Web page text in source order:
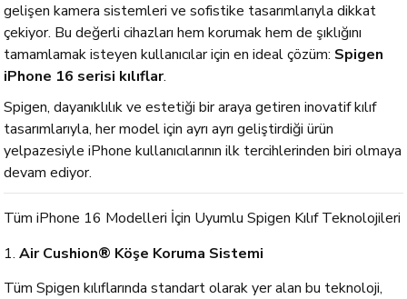
gelişen kamera sistemleri ve sofistike tasarımlarıyla dikkat
çekiyor. Bu değerli cihazları hem korumak hem de şıklığını
tamamlamak isteyen kullanıcılar için en ideal çözüm: Spigen
iPhone 16 serisi kılıflar.
Spigen, dayanıklılık ve estetiği bir araya getiren inovatif kılıf
tasarımlarıyla, her model için ayrı ayrı geliştirdiği ürün
yelpazesiyle iPhone kullanıcılarının ilk tercihlerinden biri olmaya
devam ediyor.
Tüm iPhone 16 Modelleri İçin Uyumlu Spigen Kılıf Teknolojileri
1. Air Cushion® Köşe Koruma Sistemi
Tüm Spigen kılıflarında standart olarak yer alan bu teknoloji,